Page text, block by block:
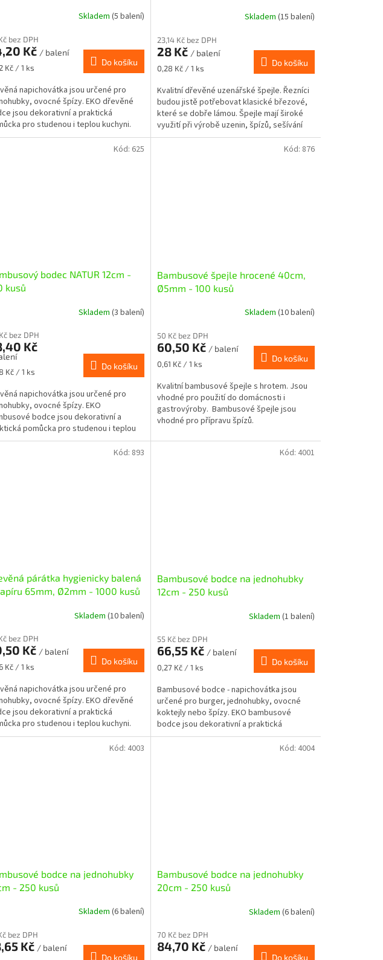
Skladem (5 balení)
bez DPH
Kč / balení
Kč / 1 ks
Do košíku
napichovátka jsou určené pro
ovocné špízy. EKO dřevěné
jsou dekorativní a praktická
pro studenou i teplou kuchyni.
Skladem (15 balení)
23,14 Kč bez DPH
28 Kč / balení
Měrná
0,28 Kč / 1 ks
Do košíku
Kvalitní dřevěné uzenářské špejle. Řezníci
budou jistě potřebovat klasické březové,
které se dobře lámou. Špejle mají široké
využití při výrobě uzenin, špízů, sešívání
masa a...
bodec NATUR 12cm -
kusů
Skladem (3 balení)
bez DPH
Kč
Kč / 1 ks
Do košíku
napichovátka jsou určené pro
ovocné špízy. EKO
bodce jsou dekorativní a
pomůcka pro studenou i teplou
Kód: 625
Bambusové špejle hrocené 40cm,
Ø5mm - 100 kusů
Skladem (10 balení)
50 Kč bez DPH
60,50 Kč / balení
Měrná
0,61 Kč / 1 ks
Do košíku
Kvalitní bambusové špejle s hrotem. Jsou
vhodné pro použití do domácnosti i
gastrovýroby. Bambusové špejle jsou
vhodné pro přípravu špízů.
Kód: 876
párátka hygienicky balená
65mm, Ø2mm - 1000 kusů
Skladem (10 balení)
bez DPH
Kč / balení
Kč / 1 ks
Do košíku
napichovátka jsou určené pro
ovocné špízy. EKO dřevěné
jsou dekorativní a praktická
pro studenou i teplou kuchyni.
Kód: 893
Bambusové bodce na jednohubky
12cm - 250 kusů
Skladem (1 balení)
55 Kč bez DPH
66,55 Kč / balení
Měrná
0,27 Kč / 1 ks
Do košíku
Bambusové bodce - napichovátka jsou
určené pro burger, jednohubky, ovocné
koktejly nebo špízy. EKO bambusové
bodce jsou dekorativní a praktická
pomůcka pro studenou i teplou...
Kód: 4001
bodce na jednohubky
- 250 kusů
Skladem (6 balení)
bez DPH
Kč / balení
Do košíku
Kód: 4003
Bambusové bodce na jednohubky
20cm - 250 kusů
Skladem (6 balení)
70 Kč bez DPH
84,70 Kč / balení
Do košíku
Kód: 4004